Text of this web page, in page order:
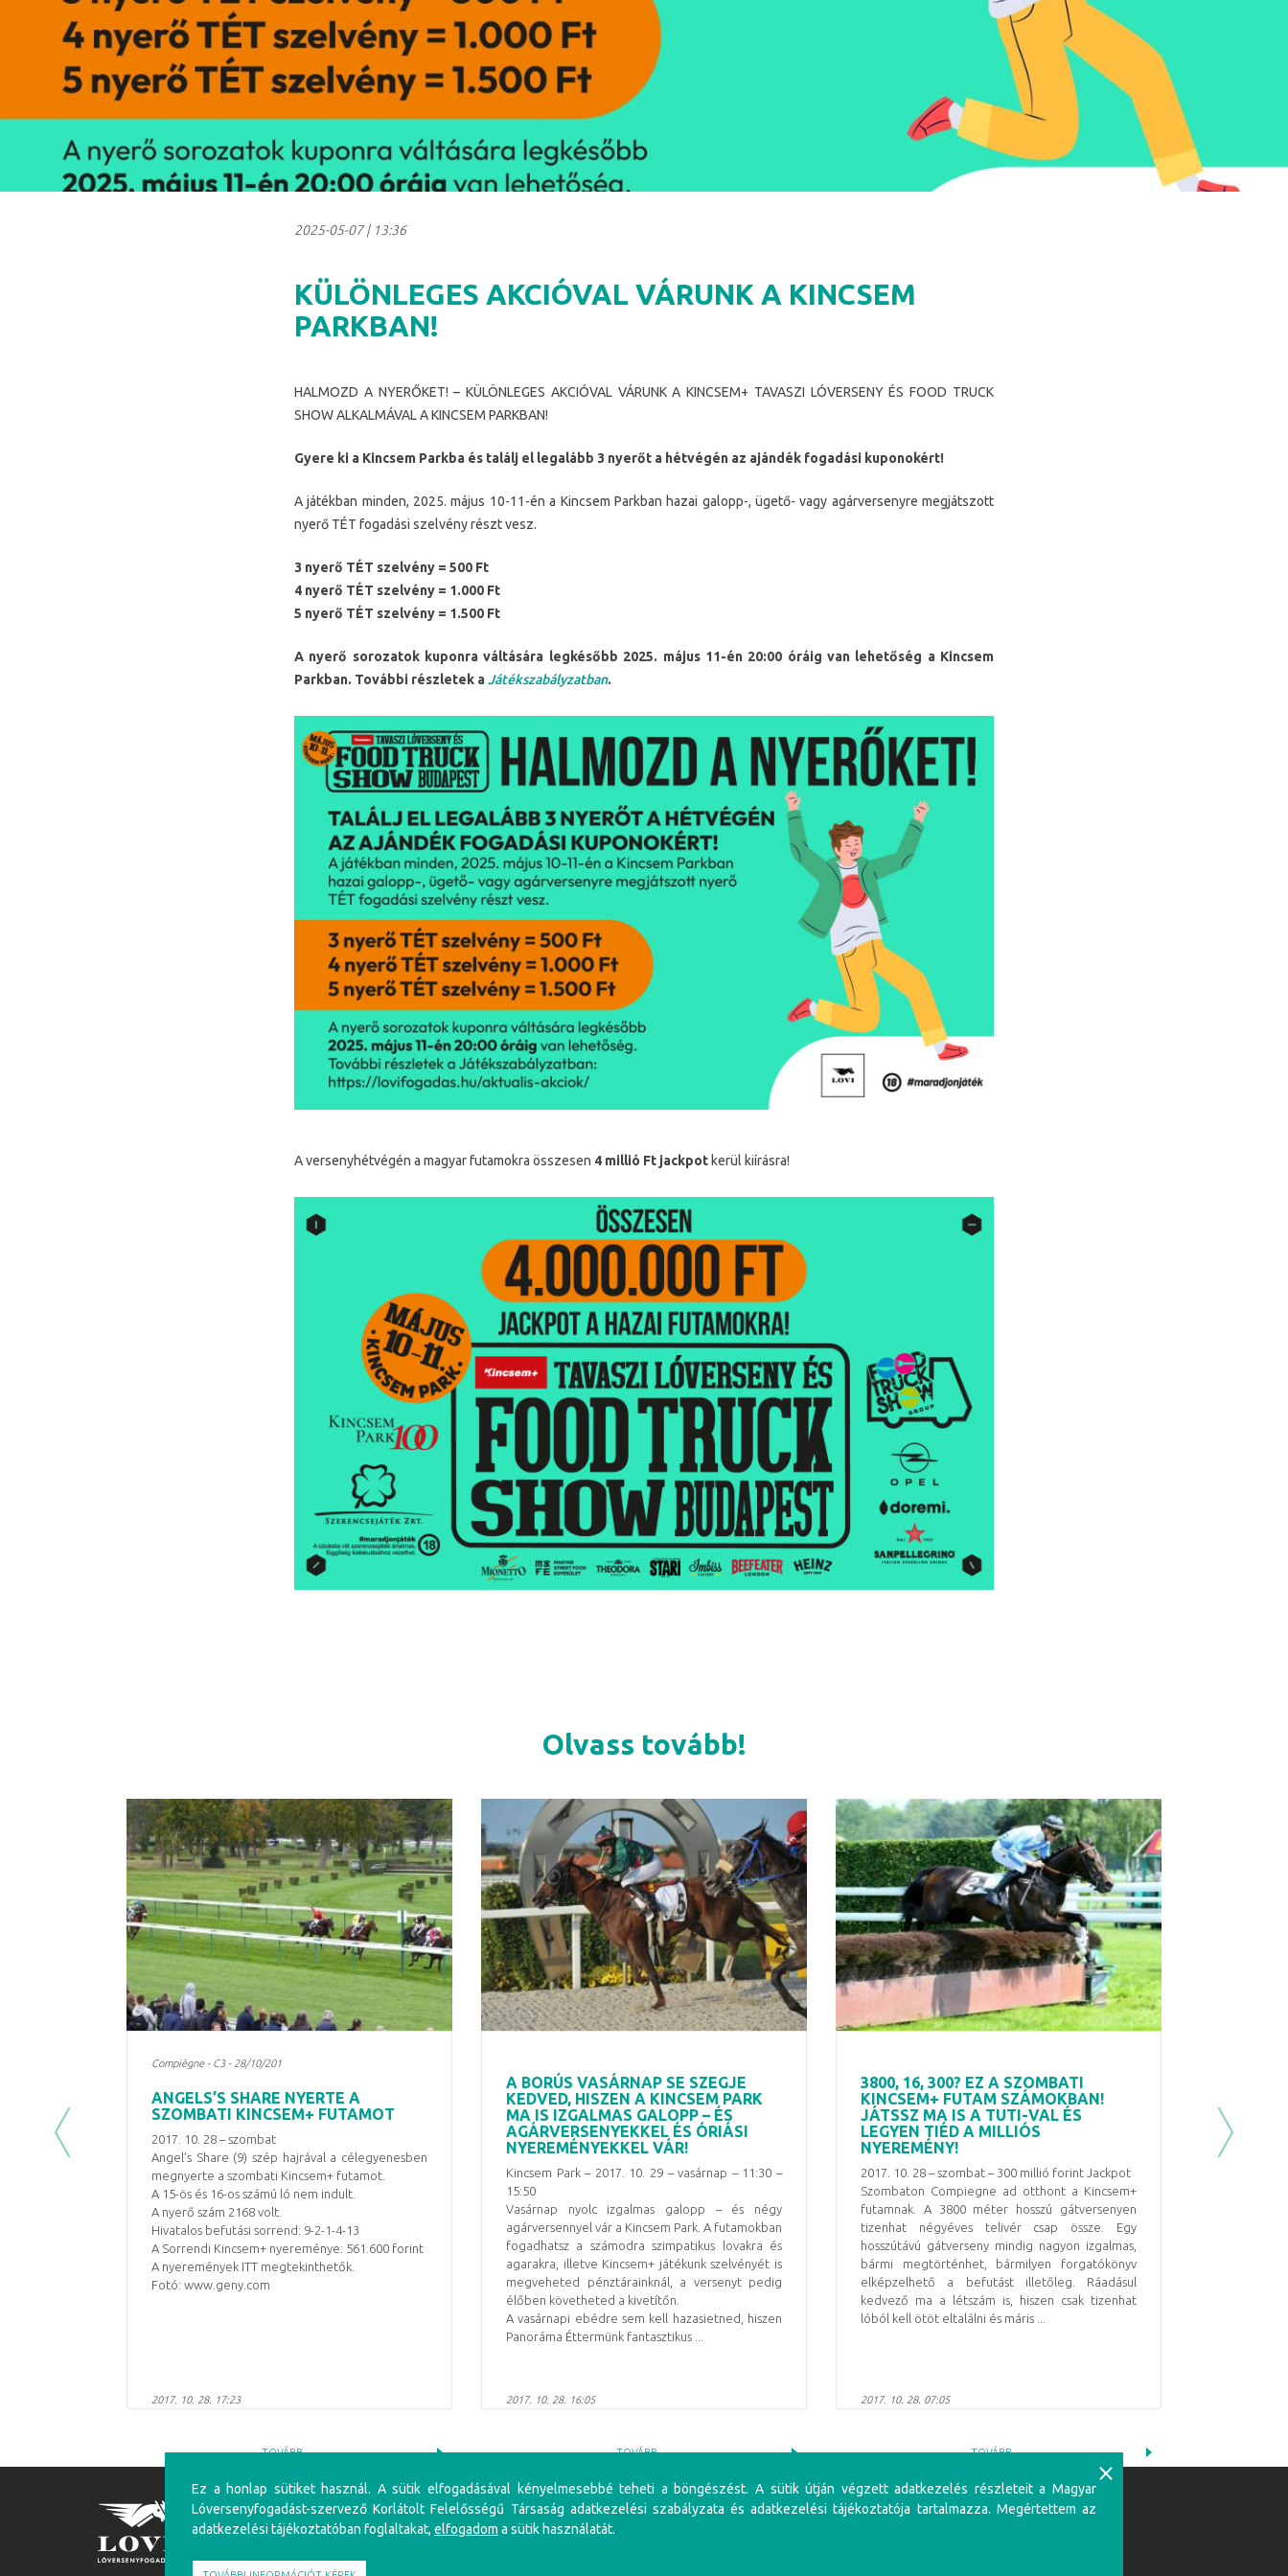
2025-05-07| 13:36
KÜLÖNLEGES AKCIÓVAL VÁRUNK A KINCSEM
PARKBAN!
HALMOZD A NYERŐKET! – KÜLÖNLEGES AKCIÓVAL VÁRUNK A KINCSEM+ TAVASZI LÓVERSENY ÉS FOOD TRUCK
SHOW ALKALMÁVAL A KINCSEM PARKBAN!
Gyere ki a Kincsem Parkba és találj el legalább 3 nyerőt a hétvégén az ajándék fogadási kuponokért!
A játékban minden, 2025. május 10-11-én a Kincsem Parkban hazai galopp-, ügető- vagy agárversenyre megjátszott
nyerő TÉT fogadási szelvény részt vesz.
3 nyerő TÉT szelvény = 500 Ft
4 nyerő TÉT szelvény = 1.000 Ft
5 nyerő TÉT szelvény = 1.500 Ft
A nyerő sorozatok kuponra váltására legkésőbb 2025. május 11-én 20:00 óráig van lehetőség a Kincsem
Parkban. További részletek aJátékszabályzatban.
A versenyhétvégén a magyar futamokra összesen 4 millió Ft jackpot kerül kiírásra!
Olvass tovább!
Compiègne - C3 - 28/10/201
ANGELS’S SHARE NYERTE A
SZOMBATI KINCSEM+ FUTAMOT
2017. 10. 28 – szombat
Angel’s Share (9) szép hajrával a célegyenesben
megnyerte a szombati Kincsem+ futamot.
A 15-ös és 16-os számú ló nem indult.
A nyerő szám 2168 volt.
Hivatalos befutási sorrend: 9-2-1-4-13
A Sorrendi Kincsem+ nyereménye: 561.600 forint
A nyeremények ITT megtekinthetők.
Fotó: www.geny.com
2017. 10. 28. 17:23
TOVÁBB
A BORÚS VASÁRNAP SE SZEGJE
KEDVED, HISZEN A KINCSEM PARK
MA IS IZGALMAS GALOPP – ÉS
AGÁRVERSENYEKKEL ÉS ÓRIÁSI
NYEREMÉNYEKKEL VÁR!
Kincsem Park – 2017. 10. 29 – vasárnap – 11:30 –
15:50
Vasárnap nyolc izgalmas galopp – és négy
agárversennyel vár a Kincsem Park. A futamokban
fogadhatsz a számodra szimpatikus lovakra és
agarakra, illetve Kincsem+ játékunk szelvényét is
megveheted pénztárainknál, a versenyt pedig
élőben követheted a kivetítőn.
A vasárnapi ebédre sem kell hazasietned, hiszen
Panoráma Éttermünk fantasztikus ...
2017. 10. 28. 16:05
TOVÁBB
3800, 16, 300? EZ A SZOMBATI
KINCSEM+ FUTAM SZÁMOKBAN!
JÁTSSZ MA IS A TUTI-VAL ÉS
LEGYEN TIÉD A MILLIÓS
NYEREMÉNY!
2017. 10. 28 – szombat – 300 millió forint Jackpot
Szombaton Compiegne ad otthont a Kincsem+
futamnak. A 3800 méter hosszú gátversenyen
tizenhat négyéves telivér csap össze. Egy
hosszútávú gátverseny mindig nagyon izgalmas,
bármi megtörténhet, bármilyen forgatókönyv
elképzelhető a befutást illetőleg. Ráadásul
kedvező ma a létszám is, hiszen csak tizenhat
lóból kell ötöt eltalálni és máris ...
2017. 10. 28. 07:05
TOVÁBB
Previous Next
FIGYELEM!
A túlzásba vitt szerencsejáték ártalmas, mentálhigiénés problémákat, illetve függőséget okozhat! Éljen az önkorlátozás, önkizárás lehetőségével! Szerencsejátékban csak 18 éven
Partnerünk:
Ez a honlap sütiket használ. A sütik elfogadásával kényelmesebbé teheti a böngészést. A sütik útján végzett adatkezelés részleteit a Magyar
Lóversenyfogadást-szervező Korlátolt Felelősségű Társaság adatkezelési szabályzata és adatkezelési tájékoztatója tartalmazza. Megértettem az
adatkezelési tájékoztatóban foglaltakat, elfogadom a sütik használatát.
⨯